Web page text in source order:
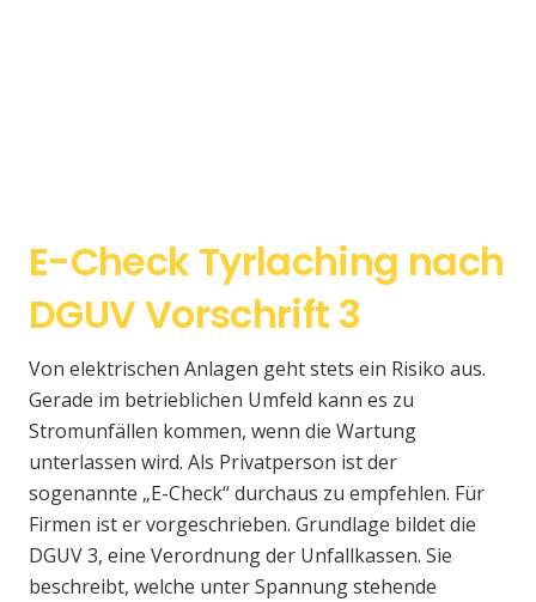
E-Check Tyrlaching nach
DGUV Vorschrift 3
Von elektrischen Anlagen geht stets ein Risiko aus.
Gerade im betrieblichen Umfeld kann es zu
Stromunfällen kommen, wenn die Wartung
unterlassen wird. Als Privatperson ist der
sogenannte „E-Check“ durchaus zu empfehlen. Für
Firmen ist er vorgeschrieben. Grundlage bildet die
DGUV 3, eine Verordnung der Unfallkassen. Sie
beschreibt, welche unter Spannung stehende